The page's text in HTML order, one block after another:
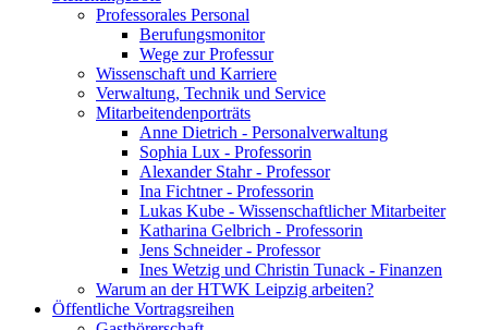
Professorales Personal
Berufungsmonitor
Wege zur Professur
Wissenschaft und Karriere
Verwaltung, Technik und Service
Mitarbeitendenporträts
Anne Dietrich - Personalverwaltung
Sophia Lux - Professorin
Alexander Stahr - Professor
Ina Fichtner - Professorin
Lukas Kube - Wissenschaftlicher Mitarbeiter
Katharina Gelbrich - Professorin
Jens Schneider - Professor
Ines Wetzig und Christin Tunack - Finanzen
Warum an der HTWK Leipzig arbeiten?
Öffentliche Vortragsreihen